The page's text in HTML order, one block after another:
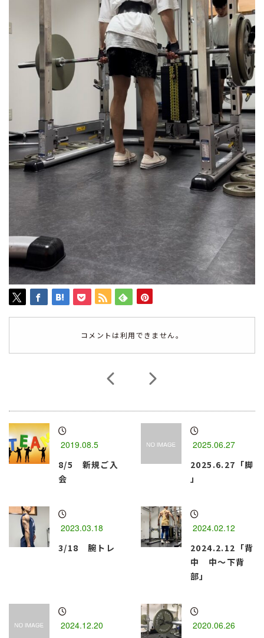
コメントは利用できません。
2019.08.5
8/5 新規ご入
会
2025.06.27
2025.6.27「脚
」
2023.03.18
3/18 腕トレ
2024.02.12
2024.2.12「背
中 中～下背
部」
2024.12.20 2020.06.26